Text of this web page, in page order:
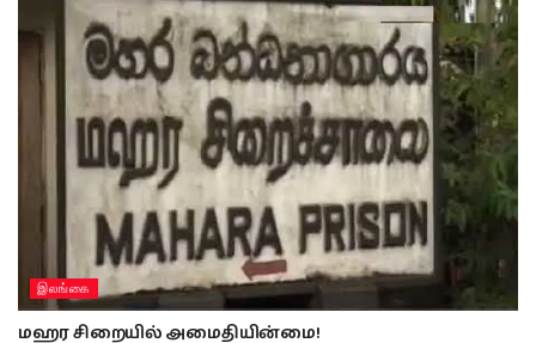
இலங்கை
மஹர சிறையில் அமைதியின்மை!